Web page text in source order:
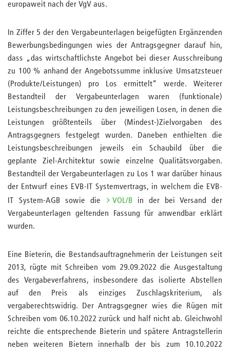
europaweit nach der VgV aus.
In Ziffer 5 der den Vergabeunterlagen beigefügten Ergänzenden
Bewerbungsbedingungen wies der Antragsgegner darauf hin,
dass „das wirtschaftlichste Angebot bei dieser Ausschreibung
zu 100 % anhand der Angebotssumme inklusive Umsatzsteuer
(Produkte/Leistungen) pro Los ermittelt“ werde. Weiterer
Bestandteil der Vergabeunterlagen waren (funktionale)
Leistungsbeschreibungen zu den jeweiligen Losen, in denen die
Leistungen größtenteils über (Mindest-)Zielvorgaben des
Antragsgegners festgelegt wurden. Daneben enthielten die
Leistungsbeschreibungen jeweils ein Schaubild über die
geplante Ziel-Architektur sowie einzelne Qualitätsvorgaben.
Bestandteil der Vergabeunterlagen zu Los 1 war darüber hinaus
der Entwurf eines EVB-IT Systemvertrags, in welchem die EVB-
IT System-AGB sowie die
VOL/B in der bei Versand der
Vergabeunterlagen geltenden Fassung für anwendbar erklärt
wurden.
Eine Bieterin, die Bestandsauftragnehmerin der Leistungen seit
2013, rügte mit Schreiben vom 29.09.2022 die Ausgestaltung
des Vergabeverfahrens, insbesondere das isolierte Abstellen
auf den Preis als einziges Zuschlagskriterium, als
vergaberechtswidrig. Der Antragsgegner wies die Rügen mit
Schreiben vom 06.10.2022 zurück und half nicht ab. Gleichwohl
reichte die entsprechende Bieterin und spätere Antragstellerin
neben weiteren Bietern innerhalb der bis zum 10.10.2022